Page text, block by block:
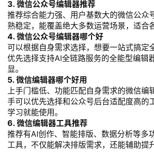
3. 微信公众号编辑器推荐
推荐综合能力强、用户基数大的微信公众
熟稳定，能覆盖绝大多数运营场景，适合
4. 微信公众号编辑器哪个好
可以根据自身需求选择，想要一站式搞定
优先选择支持AI全链路服务的全能型编辑
显。
5. 微信编辑器哪个好用
上手门槛低、功能匹配自身需求的微信编
手可以优先选择和公众号后台适配度高的
学习就能使用。
6. 微信编辑器工具推荐
推荐有AI创作、智能排版、数据分析等多
工具，不仅能解决排版需求，还能辅助提